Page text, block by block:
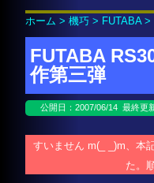
ホーム >機巧 > FUTABA >
FUTABA
作第三弾
公開日：2007/06/14 最終更
すいません m(_ _)m、本
た。